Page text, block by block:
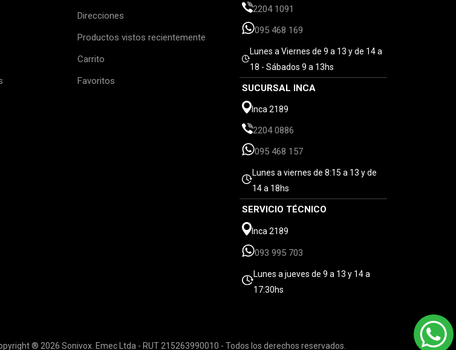
Direcciones
Productos vistos recientemente
Carrito
Favoritos
2204 1091
095 468 169
Lunes a Viernes de 9 a 13 y de 14 a
18 - Sábados 9 a 13hs
SUCURSAL INCA
Inca 2189
2204 0886
095 468 157
Lunes a viernes de 8:15 a 13 y de
14 a 18hs
SERVICIO TÉCNICO
Inca 2189
093 995 703
Lunes a jueves de 9 a 13 y 14 a
17:30hs
® 2026 Sonivox. Emec Ltda - RUT 215263990010 - Todos los derechos reservados.